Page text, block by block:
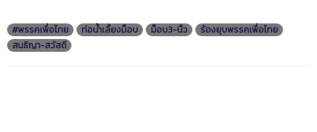
#พรรคเพื่อไทย ท่อน้ำเลี้ยงม็อบ ม็อบ3-นิ้ว
ร้องยุบพรรคเพื่อไทย
สนธิญา-สวัสดี